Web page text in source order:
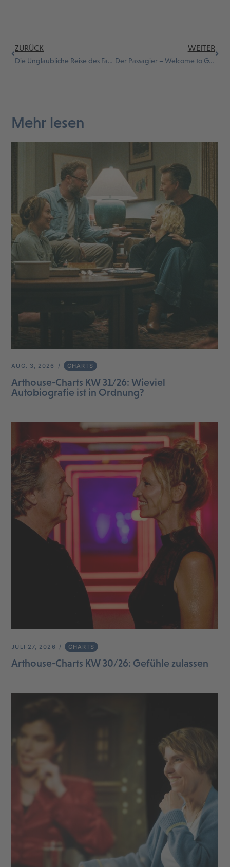
ZURÜCK
Die Unglaubliche Reise des Fakirs, der in einem Kleiderschrank feststeckte
WEITER
Der Passagier – Welcome to Germany
Mehr lesen
AUG. 3, 2026 CHARTS
Arthouse-Charts KW 31/26: Wieviel
Autobiografie ist in Ordnung?
JULI 27, 2026 CHARTS
Arthouse-Charts KW 30/26: Gefühle zulassen